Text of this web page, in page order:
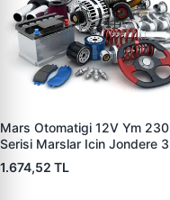
Mars Otomatigi 12V Ym 230
Serisi Marslar Icin Jondere 3
Delik | ZM 1653 | OEM
RE503357
1.674,52 TL